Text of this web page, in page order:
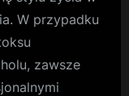
W przypadku
zawsze